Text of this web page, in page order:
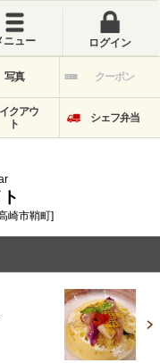
ニュー ログイン
写真 クーポン
クアウ
ト
シェフ弁当
崎市鞘町]